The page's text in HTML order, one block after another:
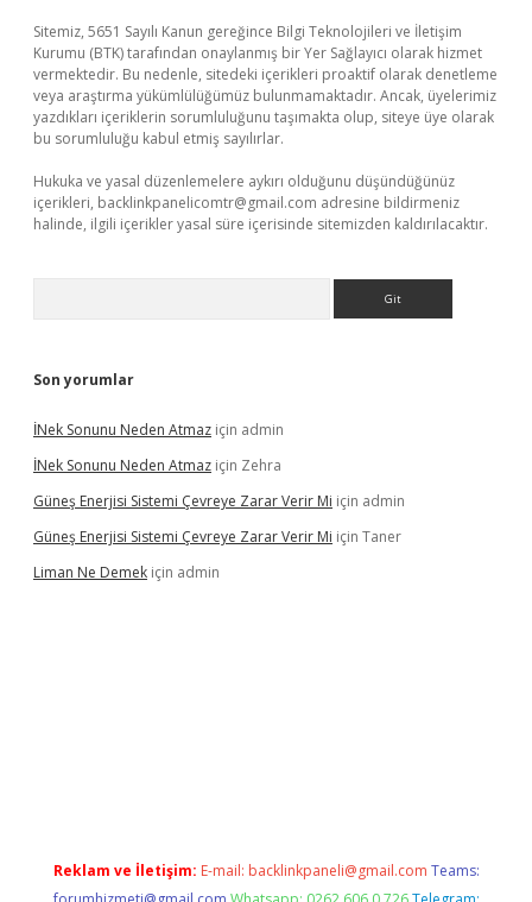
Sitemiz, 5651 Sayılı Kanun gereğince Bilgi Teknolojileri ve İletişim
Kurumu (BTK) tarafından onaylanmış bir Yer Sağlayıcı olarak hizmet
vermektedir. Bu nedenle, sitedeki içerikleri proaktif olarak denetleme
veya araştırma yükümlülüğümüz bulunmamaktadır. Ancak, üyelerimiz
yazdıkları içeriklerin sorumluluğunu taşımakta olup, siteye üye olarak
bu sorumluluğu kabul etmiş sayılırlar.
Hukuka ve yasal düzenlemelere aykırı olduğunu düşündüğünüz
içerikleri, backlinkpanelicomtr@gmail.com adresine bildirmeniz
halinde, ilgili içerikler yasal süre içerisinde sitemizden kaldırılacaktır.
Son yorumlar
İNek Sonunu Neden Atmaz için admin
İNek Sonunu Neden Atmaz için Zehra
Güneş Enerjisi Sistemi Çevreye Zarar Verir Mi için admin
Güneş Enerjisi Sistemi Çevreye Zarar Verir Mi için Taner
Liman Ne Demek için admin
Reklam ve İletişim: E-mail: backlinkpaneli@gmail.com Teams: